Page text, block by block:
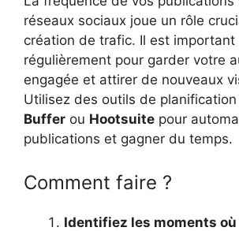
réseaux sociaux joue un rôle
création de trafic. Il est
régulièrement pour garder votre
engagée et attirer de nouveaux
Utilisez des outils de planification
Buffer ou Hootsuite pour
publications et gagner du temps.
Comment faire ?
Identifiez les moments